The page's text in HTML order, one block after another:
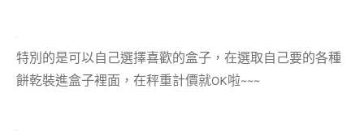
特別的是可以自己選擇喜歡的盒子，在選取自己要的各種
餅乾裝進盒子裡面，在秤重計價就OK啦~~~